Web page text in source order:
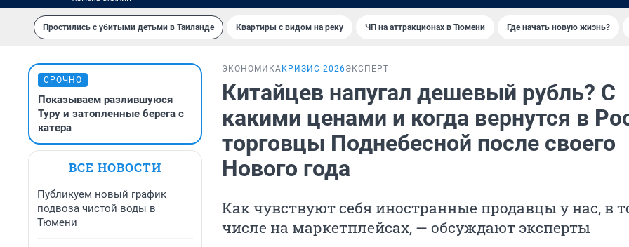
Простились с убитыми детьми в Таиланде Квартиры с видом на реку ЧП на аттракционах в Тюмени Где начать новую жизнь?
СРОЧНО
Показываем разлившуюся
Туру и затопленные берега с
катера
ВСЕ НОВОСТИ
Публикуем новый график
подвоза чистой воды в
Тюмени
ЭКОНОМИКА КРИЗИС-2026ЭКСПЕРТ
Китайцев напугал дешевый рубль? С
какими ценами и когда вернутся в
торговцы Поднебесной после своего
Нового года
Как чувствуют себя иностранные продавцы у нас, в
числе на маркетплейсах, — обсуждают эксперты